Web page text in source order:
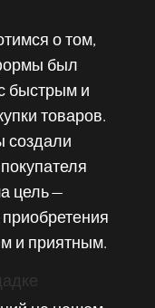
о том,
был
быстрым и
товаров.
создали
цель —
и приятным.